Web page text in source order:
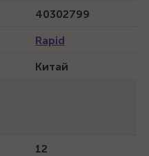
40302799
Rapid
Китай
12